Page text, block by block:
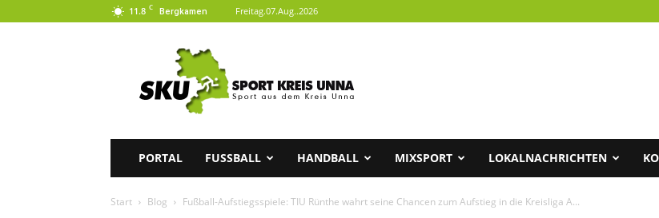
11.8 C Bergkamen Freitag.07.Aug..2026
Sport
aus
Kreis
Unna
PORTAL FUSSBALL HANDBALL MIXSPORT LOKALNACHRICHTEN
Start Blog Fußball-Aufstiegsspiele: TIU Rünthe wahrt seine Chancen zum Aufstieg in die Kreisliga A...